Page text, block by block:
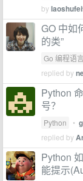
by
GO 中如
的类”
Go 编程语
replied by
Python
号？
Python •
replied by
Python
能提示